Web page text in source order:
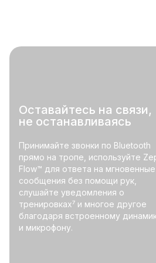
Оставайтесь на связи,
не останавливаясь
Принимайте звонки по Bluetooth
прямо на тропе, используйте
Flow™ для ответа на мгновенные
сообщения без помощи рук,
слушайте уведомления о
тренировках⁷ и многое другое
благодаря встроенному
и микрофону.